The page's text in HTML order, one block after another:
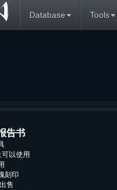
Database Tools
告书
以使用
刻印
售